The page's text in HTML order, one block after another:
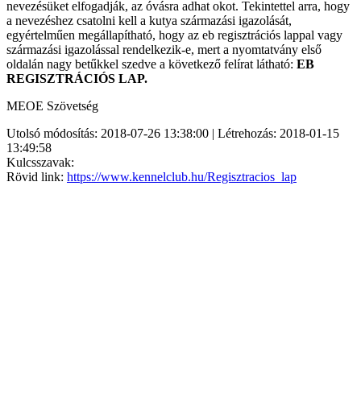
nevezésüket elfogadják, az óvásra adhat okot. Tekintettel arra, hogy
a nevezéshez csatolni kell a kutya származási igazolását,
egyértelműen megállapítható, hogy az eb regisztrációs lappal vagy
származási igazolással rendelkezik-e, mert a nyomtatvány első
oldalán nagy betűkkel szedve a következő felírat látható: EB
REGISZTRÁCIÓS LAP.
MEOE Szövetség
Utolsó módosítás: 2018-07-26 13:38:00 | Létrehozás: 2018-01-15
13:49:58
Kulcsszavak:
Rövid link: https://www.kennelclub.hu/Regisztracios_lap